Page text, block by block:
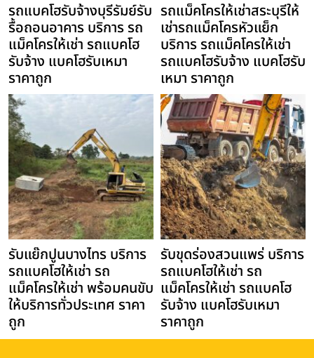
รถแบคโฮรับจ้างบุรีรัมย์รับ
รื้อถอนอาคาร บริการ รถ
แม็คโครให้เช่า รถแบคโฮ
รับจ้าง แบคโฮรับเหมา
ราคาถูก
รถแม็คโครให้เช่าสระบุรีให้
เช่ารถแม็คโครหัวแย็ก
บริการ รถแม็คโครให้เช่า
รถแบคโฮรับจ้าง แบคโฮรับ
เหมา ราคาถูก
รับแย๊กปูนบางไทร บริการ
รถแบคโฮให้เช่า รถ
แม็คโครให้เช่า พร้อมคนขับ
ให้บริการทั่วประเทศ ราคา
ถูก
รับขุดร่องสวนแพร่ บริการ
รถแบคโฮให้เช่า รถ
แม็คโครให้เช่า รถแบคโฮ
รับจ้าง แบคโฮรับเหมา
ราคาถูก